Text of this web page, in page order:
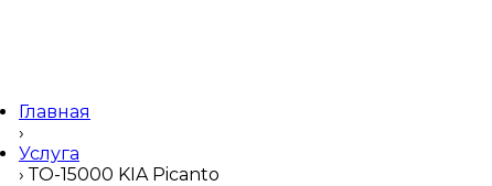
Главная
›
Услуга
›ТО-15000 KIA Picanto